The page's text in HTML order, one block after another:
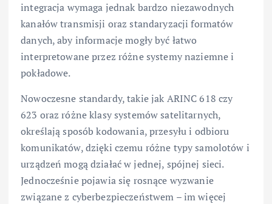
integracja wymaga jednak bardzo niezawodnych
kanałów transmisji oraz standaryzacji formatów
danych, aby informacje mogły być łatwo
interpretowane przez różne systemy naziemne i
pokładowe.
Nowoczesne standardy, takie jak ARINC 618 czy
623 oraz różne klasy systemów satelitarnych,
określają sposób kodowania, przesyłu i odbioru
komunikatów, dzięki czemu różne typy samolotów i
urządzeń mogą działać w jednej, spójnej sieci.
Jednocześnie pojawia się rosnące wyzwanie
związane z cyberbezpieczeństwem – im więcej